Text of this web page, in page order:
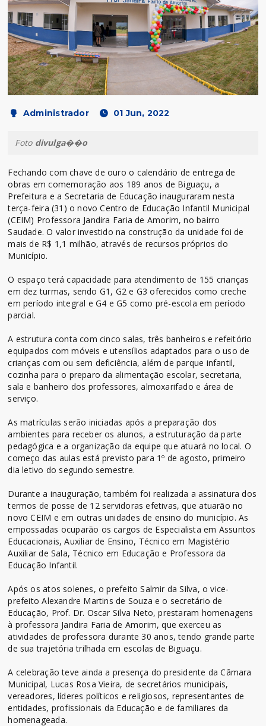
Administrador 01 Jun, 2022
Foto divulga��o
Fechando com chave de ouro o calendário de entrega de
obras em comemoração aos 189 anos de Biguaçu, a
Prefeitura e a Secretaria de Educação inauguraram nesta
terça-feira (31) o novo Centro de Educação Infantil Municipal
(CEIM) Professora Jandira Faria de Amorim, no bairro
Saudade. O valor investido na construção da unidade foi de
mais de R$ 1,1 milhão, através de recursos próprios do
Município.
O espaço terá capacidade para atendimento de 155 crianças
em dez turmas, sendo G1, G2 e G3 oferecidos como creche
em período integral e G4 e G5 como pré-escola em período
parcial.
A estrutura conta com cinco salas, três banheiros e refeitório
equipados com móveis e utensílios adaptados para o uso de
crianças com ou sem deficiência, além de parque infantil,
cozinha para o preparo da alimentação escolar, secretaria,
sala e banheiro dos professores, almoxarifado e área de
serviço.
As matrículas serão iniciadas após a preparação dos
ambientes para receber os alunos, a estruturação da parte
pedagógica e a organização da equipe que atuará no local. O
começo das aulas está previsto para 1º de agosto, primeiro
dia letivo do segundo semestre.
Durante a inauguração, também foi realizada a assinatura dos
termos de posse de 12 servidoras efetivas, que atuarão no
novo CEIM e em outras unidades de ensino do município. As
empossadas ocuparão os cargos de Especialista em Assuntos
Educacionais, Auxiliar de Ensino, Técnico em Magistério
Auxiliar de Sala, Técnico em Educação e Professora da
Educação Infantil.
Após os atos solenes, o prefeito Salmir da Silva, o vice-
prefeito Alexandre Martins de Souza e o secretário de
Educação, Prof. Dr. Oscar Silva Neto, prestaram homenagens
à professora Jandira Faria de Amorim, que exerceu as
atividades de professora durante 30 anos, tendo grande parte
de sua trajetória trilhada em escolas de Biguaçu.
A celebração teve ainda a presença do presidente da Câmara
Municipal, Lucas Rosa Vieira, de secretários municipais,
vereadores, líderes políticos e religiosos, representantes de
entidades, profissionais da Educação e de familiares da
homenageada.